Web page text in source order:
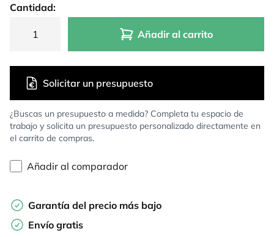
Cantidad:
Añadir al carrito
¿Buscas un presupuesto a medida? Completa tu espacio de
trabajo y solicita un presupuesto personalizado directamente en
el carrito de compras.
Solicitar un presupuesto
Añadir al comparador
Garantía del precio más bajo
Envío gratis